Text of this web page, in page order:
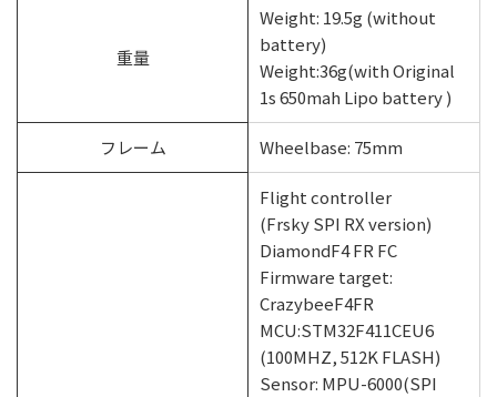
重量
Weight: 19.5g (without
battery)
Weight:36g(with Original
1s 650mah Lipo battery )
フレーム Wheelbase: 75mm
Flight controller
(Frsky SPI RX version)
DiamondF4 FR FC
Firmware target:
CrazybeeF4FR
MCU:STM32F411CEU6
(100MHZ, 512K FLASH)
Sensor: MPU-6000(SPI